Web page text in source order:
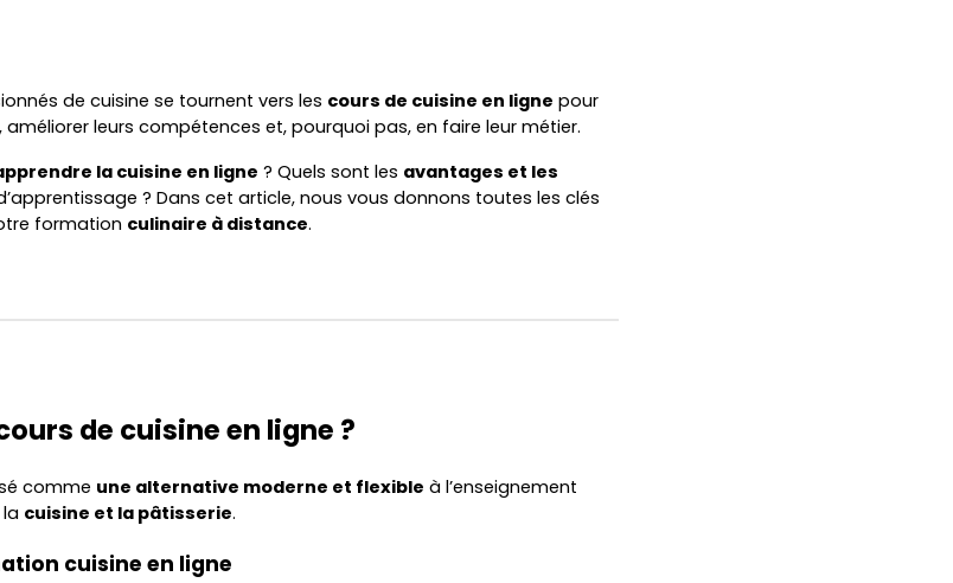
de cuisine se tournent vers les cours de cuisine en ligne pour
leurs compétences et, pourquoi pas, en faire leur métier.
la cuisine en ligne ? Quels sont les avantages et les
? Dans cet article, nous vous donnons toutes les clés
formation culinaire à distance.
de cuisine en ligne ?
comme une alternative moderne et flexible à l’enseignement
cuisine et la pâtisserie.
cuisine en ligne